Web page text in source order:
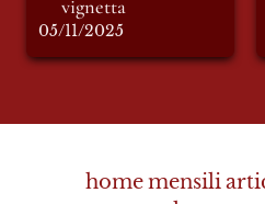
vignetta
05/11/2025
homemensili